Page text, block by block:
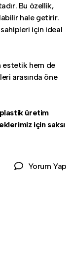
Bu özellik,
hale getirir.
için ideal
estetik hem de
arasında öne
üretim
için saksı
Yorum Yap